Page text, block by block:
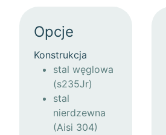
Opcje
Konstrukcja
stal węglowa
(s235Jr)
stal
nierdzewna
(Aisi 304)